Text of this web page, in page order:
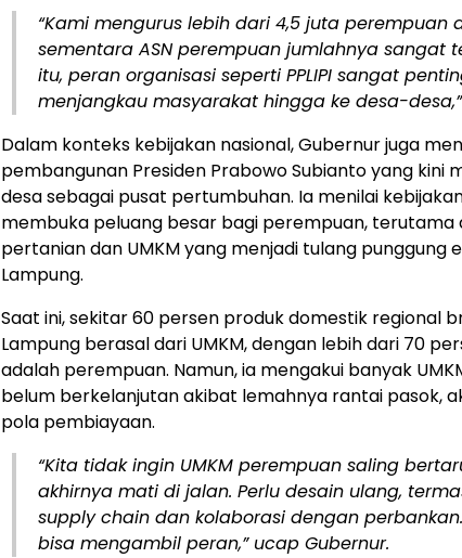
“Kami mengurus lebih dari 4,5 juta perempuan
sementara ASN perempuan jumlahnya sangat
itu, peran organisasi seperti PPLIPI sangat
menjangkau masyarakat hingga ke desa-
Dalam konteks kebijakan nasional, Gubernur juga
pembangunan Presiden Prabowo Subianto yang kini
desa sebagai pusat pertumbuhan. Ia menilai
membuka peluang besar bagi perempuan, terutama
pertanian dan UMKM yang menjadi tulang punggung
Lampung.
Saat ini, sekitar 60 persen produk domestik regional
Lampung berasal dari UMKM, dengan lebih dari 70
adalah perempuan. Namun, ia mengakui banyak
belum berkelanjutan akibat lemahnya rantai pasok,
pola pembiayaan.
“Kita tidak ingin UMKM perempuan saling
akhirnya mati di jalan. Perlu desain ulang,
supply chain dan kolaborasi dengan perbankan.
bisa mengambil peran,” ucap Gubernur.